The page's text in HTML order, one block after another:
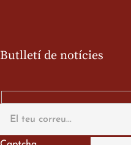
Butlletí de notícies